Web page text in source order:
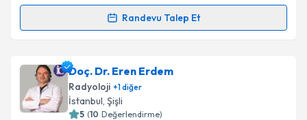
Takvim Talebini Gönder
Randevu Talep Et
Randevu Takvimi Talebi
Uzm. Dr. Mehmet Hakan Pıçak
talebi oluşturun. Size bu uzmandan randevu almanız
için bir takvim hazırlandığında e-posta ile
bilgilendireceğiz.
Doç. Dr. Eren Erdem
Radyoloji +1diğer
İstanbul, Şişli
5 (10 Değerlendirme)